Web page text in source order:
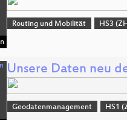
Routing und Mobilität HS3
Unsere Daten neu
Geodatenmanagement HS1